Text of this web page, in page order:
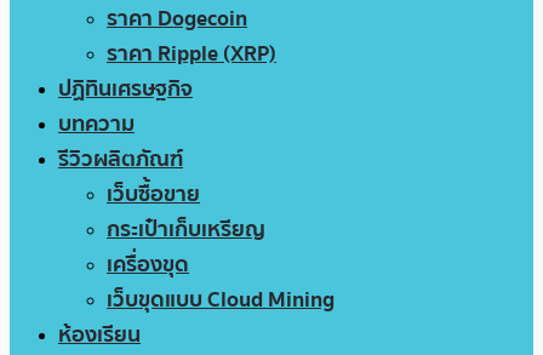
ราคา Dogecoin
ราคา Ripple (XRP)
ปฏิทินเศรษฐกิจ
บทความ
รีวิวผลิตภัณฑ์
เว็บซื้อขาย
กระเป๋าเก็บเหรียญ
เครื่องขุด
เว็บขุดแบบ Cloud Mining
ห้องเรียน